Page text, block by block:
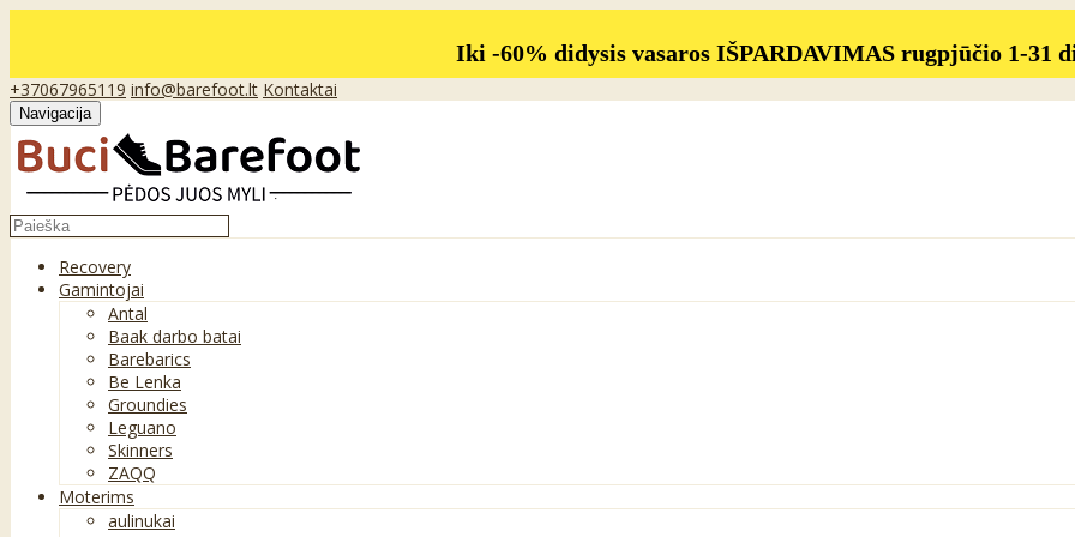
Iki -60% didysis vasaros IŠPARDAVIMAS rugpjūčio 1-31
+37067965119 info@barefoot.lt Kontaktai
Navigacija
Recovery
Gamintojai
Antal
Baak darbo batai
Barebarics
Be Lenka
Groundies
Leguano
Skinners
ZAQQ
Moterims
aulinukai